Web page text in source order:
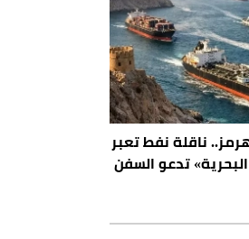
ناقلة نفط تعبر
تدعو السفن